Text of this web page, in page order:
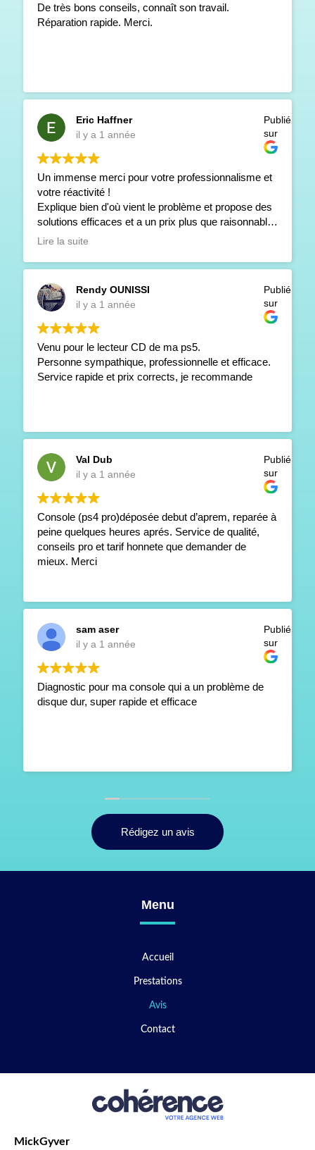
De très bons conseils, connaît son travail.
Réparation rapide. Merci.
Publié
sur
Eric Haffner
il y a 1 année
Un immense merci pour votre professionnalisme et
votre réactivité !
Explique bien d'où vient le problème et propose des
solutions efficaces et a un prix plus que raisonnable
! Lire la suite
Publié
sur
Rendy OUNISSI
il y a 1 année
Venu pour le lecteur CD de ma ps5.
Personne sympathique, professionnelle et efficace.
Service rapide et prix corrects, je recommande
Publié
sur
Val Dub
il y a 1 année
Console (ps4 pro)déposée debut d’aprem, reparée à
peine quelques heures aprés. Service de qualité,
conseils pro et tarif honnete que demander de
mieux. Merci
Publié
sur
sam aser
il y a 1 année
Diagnostic pour ma console qui a un problème de
disque dur, super rapide et efficace
Rédigez un avis
Menu
Accueil
Prestations
Avis
Contact
MickGyver